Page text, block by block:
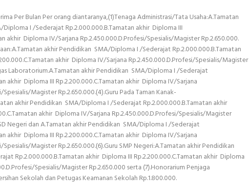
Per Bulan Per orang diantaranya,(1)Tenaga Administrasi/Tata Usaha:A.Tamatan
I /Sederajat Rp.2.000.000.B.Tamatan akhir Diploma III
akhir Diploma IV/Sarjana Rp.2.450.000.D.Profesi/Spesialis/Magister Rp.2.650.000.
akhir Pendidikan SMA/Diploma I /Sederajat Rp.2.000.000.B.Tamatan
akhir Diploma IV/Sarjana Rp.2.450.000.D.Profesi/Spesialis/Magister
Laboratorium.A.Tamatan akhir Pendidikan SMA/Diploma I /Sederajat
akhir Diploma III Rp.2.200.000.C.Tamatan akhir Diploma IV/Sarjana
Spesialis/Magister Rp.2.650.000.(4).Guru Pada Taman Kanak-
akhir Pendidikan SMA/Diploma I /Sederajat Rp.2.000.000.B.Tamatan akhir
akhir Diploma IV/Sarjana Rp.2.450.000.D.Profesi/Spesialis/Magister
Negeri dan A.Tamatan akhir Pendidikan SMA/Diploma I /Sederajat
akhir Diploma III Rp.2.200.000.C.Tamatan akhir Diploma IV/Sarjana
Spesialis/Magister Rp.2.650.000.(6).Guru SMP Negeri:A.Tamatan akhir Pendidikan
Rp.2.000.000.B.Tamatan akhir Diploma III Rp.2.200.000.C.Tamatan akhir Diploma
Spesialis/Magister Rp.2.650.000 serta (7).Honorarium Penjaga
Sekolah dan Petugas Keamanan Sekolah Rp.1.800.000.